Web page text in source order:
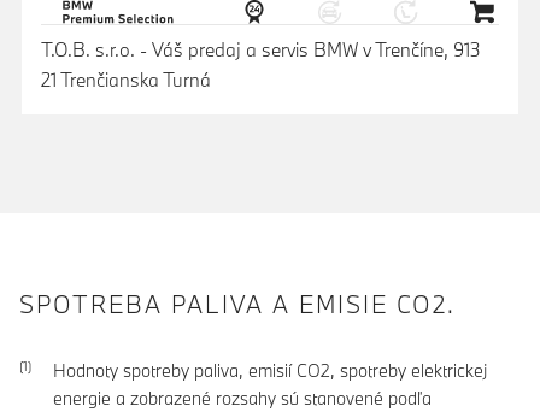
T.O.B. s.r.o. - Váš predaj a servis BMW v Trenčíne, 913
21 Trenčianska Turná
SPOTREBA PALIVA A EMISIE CO2.
Hodnoty spotreby paliva, emisií CO2, spotreby elektrickej
energie a zobrazené rozsahy sú stanovené podľa